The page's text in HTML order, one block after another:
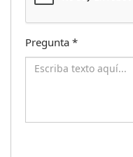
Pregunta *